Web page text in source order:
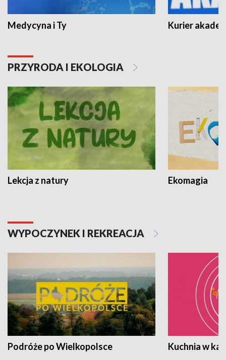
Medycyna i Ty Kurier
PRZYRODA I EKOLOGIA
Lekcja z natury Ekomagia
WYPOCZYNEK I REKREACJA
Podróże po Wielkopolsce Kuchnia w